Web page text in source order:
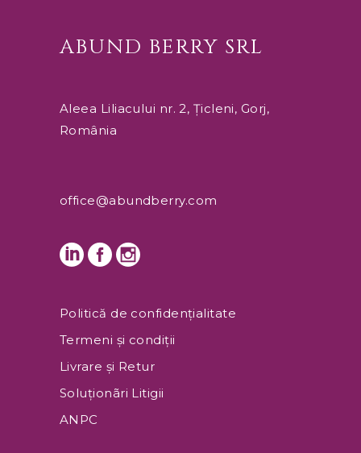
ABUND BERRY SRL
Aleea Liliacului nr. 2, Țicleni, Gorj,
România
office@abundberry.com
Politică de confidențialitate
Termeni și condiţii
Livrare și Retur
Soluționãri Litigii
ANPC